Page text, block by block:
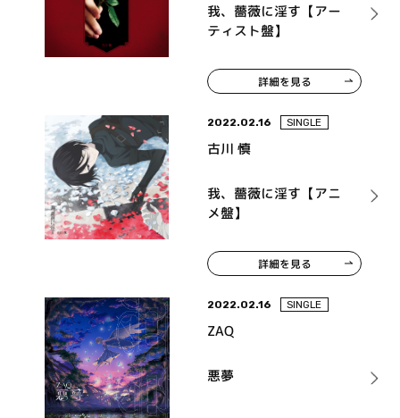
我、薔薇に淫す【アー
ティスト盤】
詳細を見る
2022.02.16 SINGLE
古川 慎
我、薔薇に淫す【アニ
メ盤】
詳細を見る
2022.02.16 SINGLE
ZAQ
悪夢